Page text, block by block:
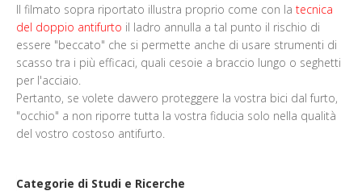
Il filmato sopra riportato illustra proprio come con la tecnica
del doppio antifurto il ladro annulla a tal punto il rischio di
essere "beccato" che si permette anche di usare strumenti di
scasso tra i più efficaci, quali cesoie a braccio lungo o seghetti
per l'acciaio.
Pertanto, se volete davvero proteggere la vostra bici dal furto,
"occhio" a non riporre tutta la vostra fiducia solo nella qualità
del vostro costoso antifurto.
Categorie di Studi e Ricerche